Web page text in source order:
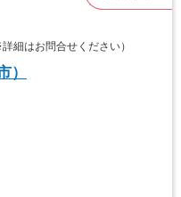
細はお問合せください）
）